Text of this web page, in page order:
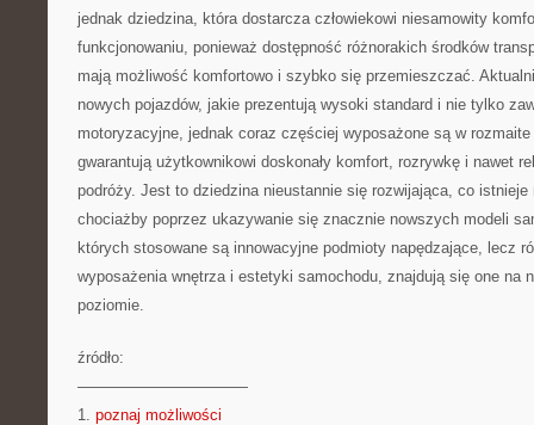
jednak dziedzina, która dostarcza człowiekowi niesamowity
funkcjonowaniu, ponieważ dostępność różnorakich środków
mają możliwość komfortowo i szybko się przemieszczać.
nowych pojazdów, jakie prezentują wysoki standard i nie tylko
motoryzacyjne, jednak coraz częściej wyposażone są w
gwarantują użytkownikowi doskonały komfort, rozrywkę i nawet
podróży. Jest to dziedzina nieustannie się rozwijająca, co
chociażby poprzez ukazywanie się znacznie nowszych modeli
których stosowane są innowacyjne podmioty napędzające, lecz
wyposażenia wnętrza i estetyki samochodu, znajdują się one na
poziomie.
źródło:
———————————
1. poznaj możliwości